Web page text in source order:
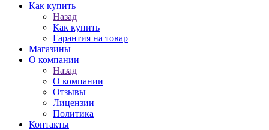
Как купить
Назад
Как купить
Гарантия на товар
Магазины
О компании
Назад
О компании
Отзывы
Лицензии
Политика
Контакты